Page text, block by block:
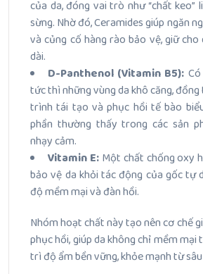
của da, đóng vai trò như “chất keo”
sừng. Nhờ đó, Ceramides giúp ngăn
và củng cố hàng rào bảo vệ, giữ
dài.
D-Panthenol (Vitamin B5):
tức thì những vùng da khô căng,
trình tái tạo và phục hồi tế bào
phần thường thấy trong các sản
nhạy cảm.
Vitamin E:Một chất chống oxy
bảo vệ da khỏi tác động của gốc tự
độ mềm mại và đàn hồi.
Nhóm hoạt chất này tạo nên cơ chế
phục hồi, giúp da không chỉ mềm
trì độ ẩm bền vững, khỏe mạnh từ